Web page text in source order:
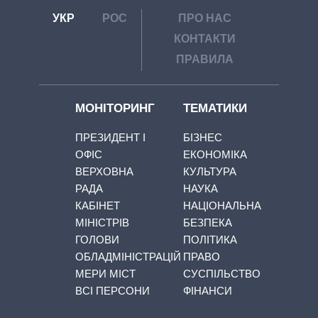
УКР РОС
ПРО НАС
КОНТАКТИ
ПРАВИЛА
МОНІТОРИНГ
ПРЕЗИДЕНТ І
ОФІС
ВЕРХОВНА
РАДА
КАБІНЕТ
МІНІСТРІВ
ГОЛОВИ
ОБЛАДМІНІСТРАЦІЙ
МЕРИ МІСТ
ВСІ ПЕРСОНИ
ТЕМАТИКИ
БІЗНЕС
ЕКОНОМІКА
КУЛЬТУРА
НАУКА
НАЦІОНАЛЬНА
БЕЗПЕКА
ПОЛІТИКА
ПРАВО
СУСПІЛЬСТВО
ФІНАНСИ